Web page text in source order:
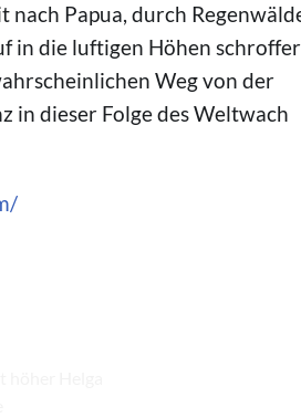
Papua, durch
in die luftigen Höhen schroffer
Weg von der
in dieser Folge des Weltwach